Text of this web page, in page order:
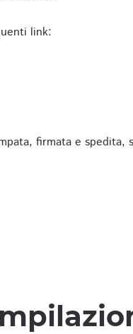
link:
firmata e spedita,